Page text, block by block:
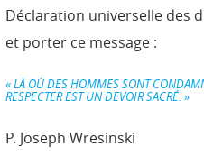
Déclaration universelle des
et porter ce message :
«LÀ OÙ DES HOMMES SONT
RESPECTER EST UN DEVOIR SACRÉ. »
P. Joseph Wresinski